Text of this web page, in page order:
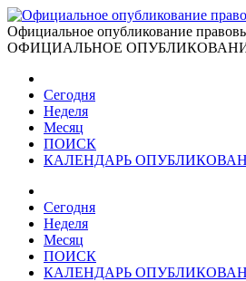
Официальное опубликование
ОФИЦИАЛЬНОЕ
Сегодня
Неделя
Месяц
ПОИСК
КАЛЕНДАРЬ
Сегодня
Неделя
Месяц
ПОИСК
КАЛЕНДАРЬ